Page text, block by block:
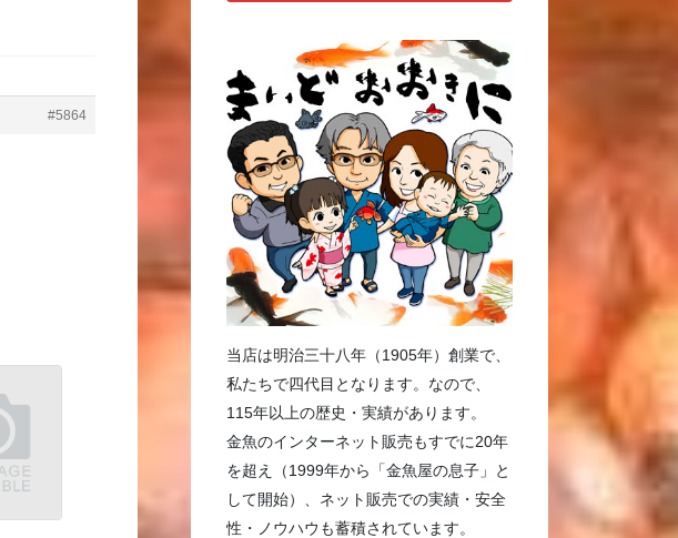
#5864
当店は明治三十八年（1905年）創業で、
私たちで四代目となります。なので、
115年以上の歴史・実績があります。
金魚のインターネット販売もすでに20年
を超え（1999年から「金魚屋の息子」と
して開始）、ネット販売での実績・安全
性・ノウハウも蓄積されています。